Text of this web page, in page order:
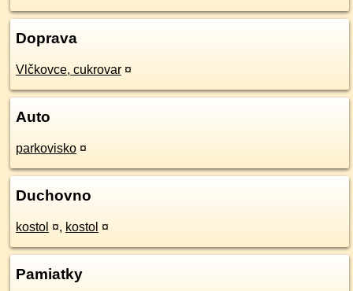
Doprava
Vlčkovce, cukrovar ¤
Auto
parkovisko ¤
Duchovno
kostol ¤, kostol ¤
Pamiatky